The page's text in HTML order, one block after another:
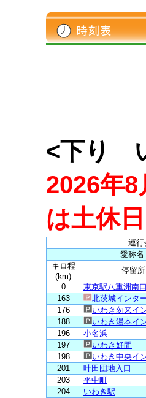
<下り
2026年
は土休
運行
愛称名
キロ程
(km)
停留
0
東京駅八重洲南口
163
北茨城インタ
176
いわき勿来イ
188
いわき湯本イ
196
小名浜
197
いわき好間
198
いわき中央イ
201
叶田団地入口
203
平中町
204
いわき駅